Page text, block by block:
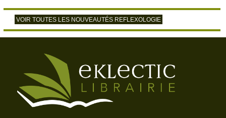
VOIR TOUTES LES NOUVEAUTÉS REFLEXOLOGIE